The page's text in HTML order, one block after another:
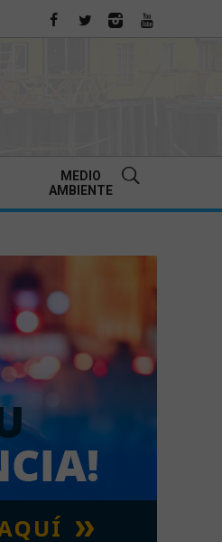
MEDIO
AMBIENTE